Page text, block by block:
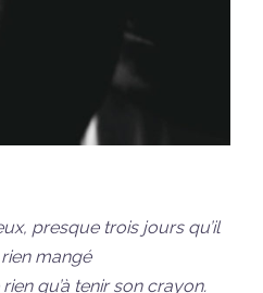
presque trois jours qu’il
rien mangé
qu’à tenir son crayon.